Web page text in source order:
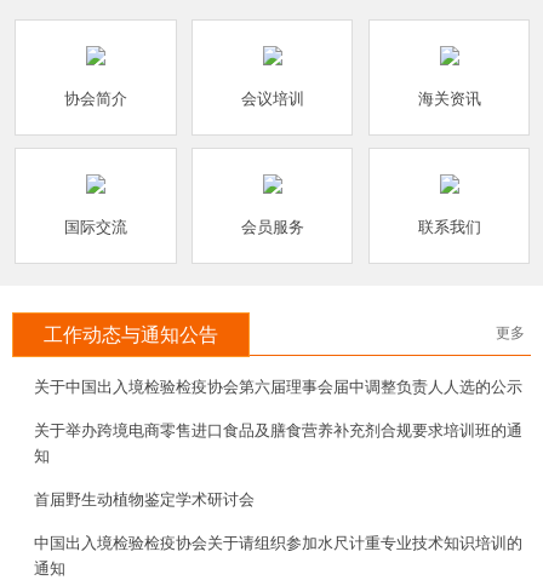
协会简介 会议培训 海关资讯
国际交流 会员服务 联系我们
工作动态与通知公告 更多
关于中国出入境检验检疫协会第六届理事会届中调整负责人人选的公示
关于举办跨境电商零售进口食品及膳食营养补充剂合规要求培训班的通
知
首届野生动植物鉴定学术研讨会
中国出入境检验检疫协会关于请组织参加水尺计重专业技术知识培训的
通知